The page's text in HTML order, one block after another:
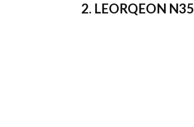
2. LEORQEON N35